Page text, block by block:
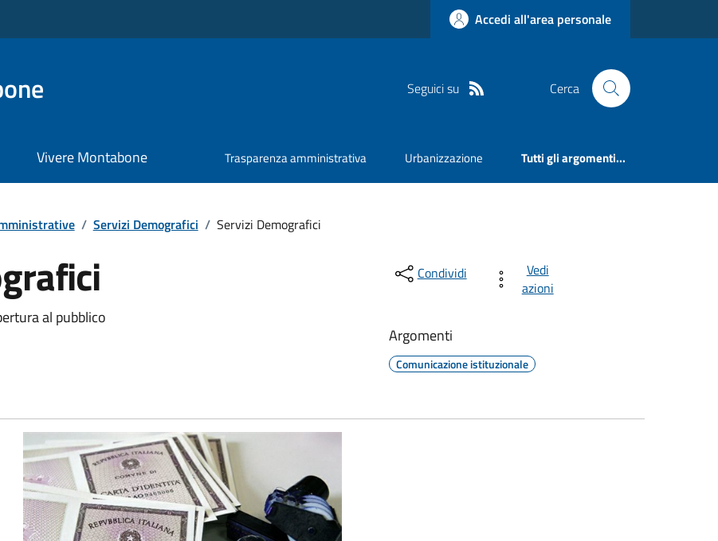
Accedi all'area personale
Seguici su Cerca
Vivere Montabone Trasparenza amministrativa Urbanizzazione Tutti gli argomenti...
/ Servizi Demografici / Servizi Demografici
al pubblico
Condividi
Vedi
azioni
Argomenti
Comunicazione istituzionale